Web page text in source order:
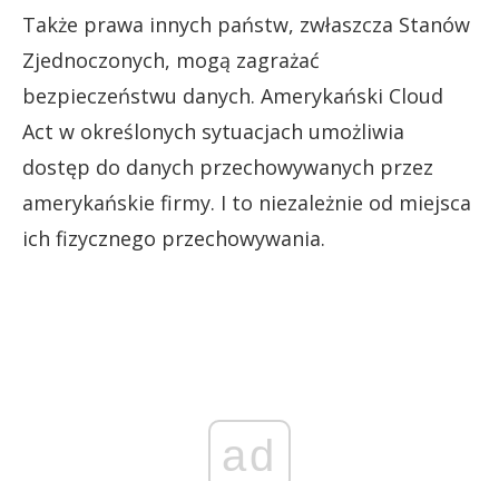
Także prawa innych państw, zwłaszcza Stanów
Zjednoczonych, mogą zagrażać
bezpieczeństwu danych. Amerykański Cloud
Act w określonych sytuacjach umożliwia
dostęp do danych przechowywanych przez
amerykańskie firmy. I to niezależnie od miejsca
ich fizycznego przechowywania.
ad